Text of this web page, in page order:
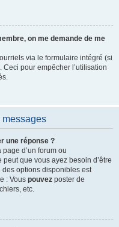
on me demande de me
via le formulaire intégré (si
Ceci pour empêcher l’utilisation
messages
une réponse ?
d’un forum ou
que vous ayez besoin d’être
options disponibles est
: Vous pouvez poster de
etc.